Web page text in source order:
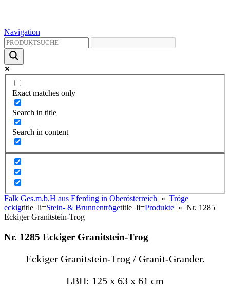
Navigation
Exact matches only
Search in title
Search in content
Falk Ges.m.b.H aus Eferding in Oberösterreich » Tröge
eckigtitle_li=Stein- & Brunnentrögetitle_li=Produkte » Nr. 1285
Eckiger Granitstein-Trog
Nr. 1285 Eckiger Granitstein-Trog
Eckiger Granitstein-Trog / Granit-Grander.
LBH: 125 x 63 x 61 cm